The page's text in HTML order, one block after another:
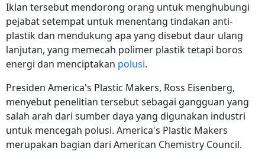
Iklan tersebut mendorong orang untuk menghubungi
pejabat setempat untuk menentang tindakan anti-
plastik dan mendukung apa yang disebut daur ulang
lanjutan, yang memecah polimer plastik tetapi boros
energi dan menciptakan polusi.
Presiden America's Plastic Makers, Ross Eisenberg,
menyebut penelitian tersebut sebagai gangguan yang
salah arah dari sumber daya yang digunakan industri
untuk mencegah polusi. America's Plastic Makers
merupakan bagian dari American Chemistry Council.